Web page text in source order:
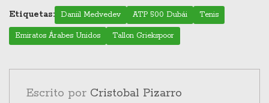
junto a Carlos Alcaraz, consolidando su
resurgimiento profesional.
Etiquetas: Daniil Medvedev ATP 500 Dubái Tenis
Emiratos Árabes Unidos Tallon Griekspoor
Escrito por Cristobal Pizarro